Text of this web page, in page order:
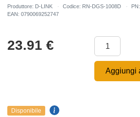
Produttore: D-LINK Codice: RN-DGS-1008D
EAN: 0790069252747
23.91 €
Aggiungi
Disponibile